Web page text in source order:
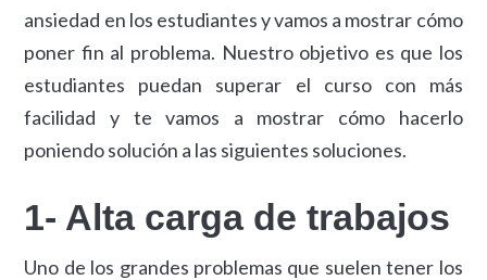
ansiedad en los estudiantes y vamos a mostrar cómo
poner fin al problema. Nuestro objetivo es que los
estudiantes puedan superar el curso con más
facilidad y te vamos a mostrar cómo hacerlo
poniendo solución a las siguientes soluciones.
1- Alta carga de trabajos
Uno de los grandes problemas que suelen tener los